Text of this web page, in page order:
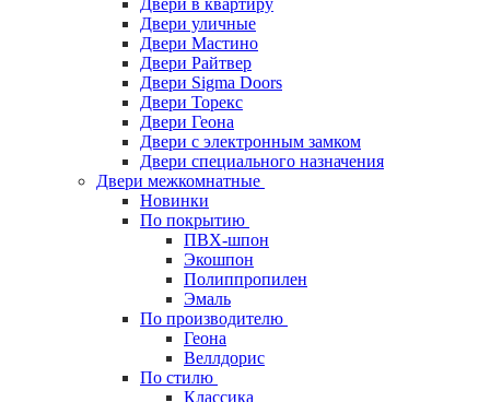
Двери в квартиру
Двери уличные
Двери Мастино
Двери Райтвер
Двери Sigma Doors
Двери Торекс
Двери Геона
Двери с электронным замком
Двери специального назначения
Двери межкомнатные
Новинки
По покрытию
ПВХ-шпон
Экошпон
Полиппропилен
Эмаль
По производителю
Геона
Веллдорис
По стилю
Классика